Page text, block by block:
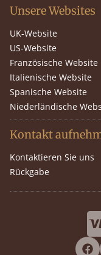
Unsere Websites
UK-Website
US-Website
Französische Website
Italienische Website
Spanische Website
Niederländische
Kontakt
Kontaktieren Sie uns
Rückgabe